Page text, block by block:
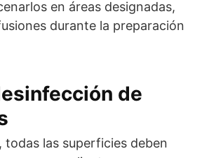
en áreas designadas,
durante la preparación
de
todas las superficies deben